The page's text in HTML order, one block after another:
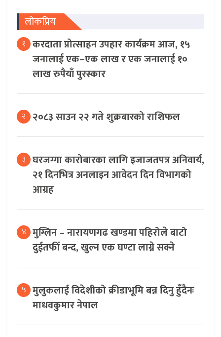
लोकप्रिय
१ करदाता प्रोत्साहन उपहार कार्यक्रम आज, १५
जनालाई एक–एक लाख र एक जनालाई १०
लाख रुपैयाँ पुरस्कार
२ २०८३ साउन २२ गते शुक्रबारको राशिफल
३ घरजग्गा कारोबारका लागि इजाजतपत्र अनिवार्य,
२१ दिनभित्र अनलाइन आवेदन दिन विभागको
आग्रह
४ मुग्लिन – नारायणगढ खण्डमा पहिरोले बाटो
दुईतर्फी बन्द, खुल्न एक घण्टा लाग्ने सक्ने
५ मुलुकलाई विदेशीको क्रीडाभूमि बन्न दिनु हुँदैनः
माधवकुमार नेपाल